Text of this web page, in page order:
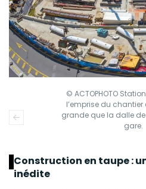
© ACTOPHOTO
l’emprise du chantier
grande que la dalle
gare.
Construction en taupe :
inédite